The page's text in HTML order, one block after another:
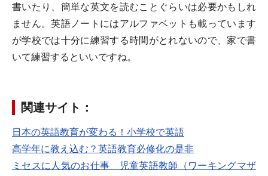
書いたり、簡単な英文を読むことぐらいは必要かもしれ
ません。英語ノートにはアルファベットも載っています
が学校では十分に練習する時間がとれないので、家で書
いて練習するといいですね。
関連サイト：
日本の英語教育が変わる！小学校で英語
高学年に教え込む？英語教育必修化の是非
ミセスに人気のお仕事 児童英語教師（ワーキングマザ